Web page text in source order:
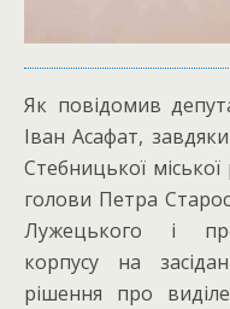
Як повідомив
Іван Асафат,
Стебницької
голови Петра
Лужецького і
корпусу на
рішення про